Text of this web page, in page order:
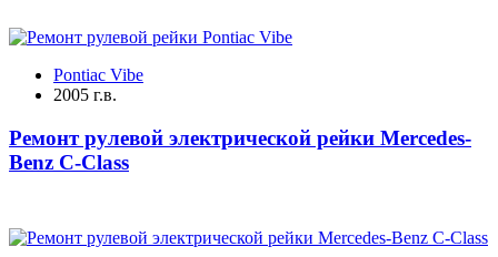
Pontiac Vibe
2005 г.в.
Ремонт рулевой электрической рейки Mercedes-
Benz C-Class